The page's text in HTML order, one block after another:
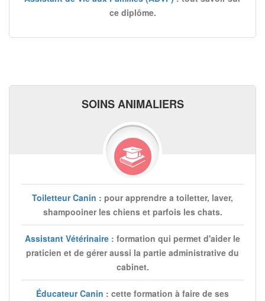
ce diplôme.
SOINS ANIMALIERS
Toiletteur Canin : pour apprendre a toiletter, laver,
shampooiner les chiens et parfois les chats.
Assistant Vétérinaire : formation qui permet d'aider le
praticien et de gérer aussi la partie administrative du
cabinet.
Éducateur Canin : cette formation à faire de ses